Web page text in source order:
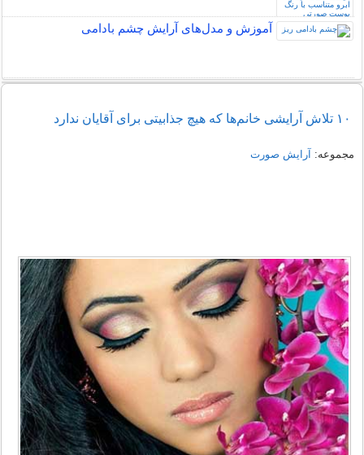
آموزش و مدل‌های آرایش چشم بادامی
۱۰ تلاش آرایشی خانم‌ها که هیچ جذابیتی برای آقایان ندارد
مجموعه: آرایش صورت